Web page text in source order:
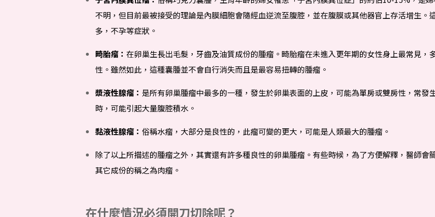
不明，但目前最被接受的理論是內膜細胞會隨經血逆流至腹腔，並在腹膜或其他器官上存活增生。
多，不孕等症狀。
畸胎瘤： 在卵巢生長出毛髮，牙齒及油質成份的腫瘤。畸胎瘤在未進入更年期的女性身上最常見，
性。雖然如此，這種囊腫並不會自行消失而且是最容易扭轉的腫瘤。
漿液性腺瘤： 是所有卵巢腫瘤中最多的一種，發生於卵巢表面的上皮，可能為單房或雙房性，常發
時，可能引起大量腹腔積水。
黏液性腺瘤： 俗稱水瘤，大部分是良性的，此瘤可變的更大，可能是人類最大的腫瘤。
除了以上所描述的腫瘤之外，其實還有許多種良性的卵巢腫瘤。有些時候，為了方便解釋，醫師會
其它成份的稱之為肉瘤。
在什麼情況必須開刀切除呢？